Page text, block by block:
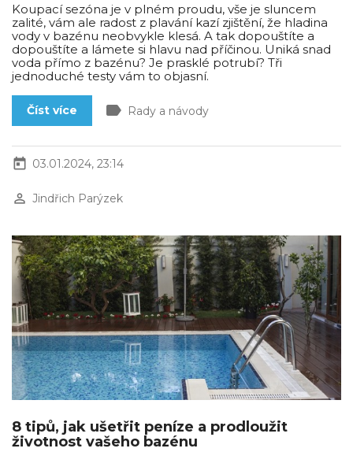
Koupací sezóna je v plném proudu, vše je sluncem
zalité, vám ale radost z plavání kazí zjištění, že hladina
vody v bazénu neobvykle klesá. A tak dopouštíte a
dopouštíte a lámete si hlavu nad příčinou. Uniká snad
voda přímo z bazénu? Je prasklé potrubí? Tři
jednoduché testy vám to objasní.
Číst více label Rady a návody
today 03.01.2024, 23:14
perm_identity Jindřich Parýzek
8 tipů, jak ušetřit peníze a prodloužit
životnost vašeho bazénu